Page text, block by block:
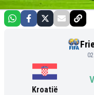
Kroatië